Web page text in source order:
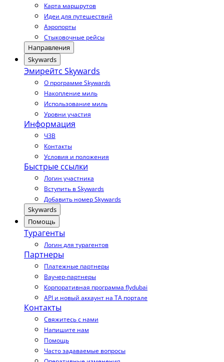
Карта маршрутов
Идеи для путешествий
Аэропорты
Стыковочные рейсы
Направления
Skywards
Эмирейтс Skywards
О программе Skywards
Накопление миль
Использование миль
Уровни участия
Информация
ЧЗВ
Контакты
Условия и положения
Быстрые ссылки
Логин участника
Вступить в Skywards
Добавить номер Skywards
Skywards
Помощь
Турагенты
Логин для турагентов
Партнеры
Платежные партнеры
Ваучер-партнеры
Корпоративная программа flydubai
API и новый аккаунт на TA портале
Контакты
Свяжитесь с нами
Напишите нам
Помощь
Часто задаваемые вопросы